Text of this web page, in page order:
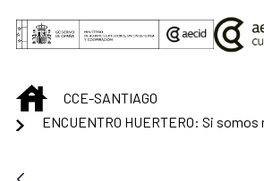
Saltar al contenido principal
INICIOCCE-SANTIAGO